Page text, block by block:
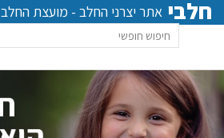
חלבי אתר יצרני החלב - מועצת החלב